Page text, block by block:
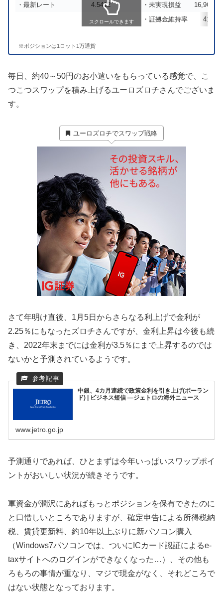
・最新レート
4.5412 ・未実現損益
16,965円
・証拠金維持率
418％
スクロールできます
※ポジションは1ロット1万通貨
毎日、約40～50円のお小遣いをもらっている感覚で、こ
つこつスワップを積み上げるユーロズロチさんでございま
す。
ユーロズロチでスワップ戦略
さて年明け直後、1月5日からさらなる利上げで金利が
2.25％にもなったズロチさんですが、金利上昇は今後も続
き、2022年末までには金利が3.5％にまで上昇するのでは
ないかと予測されているようです。
中銀、4カ月連続で政策金利を引き上げ(ポーラン
ド) | ビジネス短信 ―ジェトロの海外ニュース
www.jetro.go.jp
予測通りであれば、ひとまずは今年いっぱいスワップポイ
ントがおいしい状況が続きそうです。
軍資金が潤沢にあればもっとポジションを保有できたのに
と口惜しいところでありますが、確定申告による所得税納
税、賃貸更新料、約10年以上ぶりに新パソコン購入
（Windows7パソコンでは、ついにICカード認証によるe-
taxサイトへのログインができなくなった…）、その他も
ろもろの事情が重なり、マジで現金がなく、それどころで
はない状態となっております。